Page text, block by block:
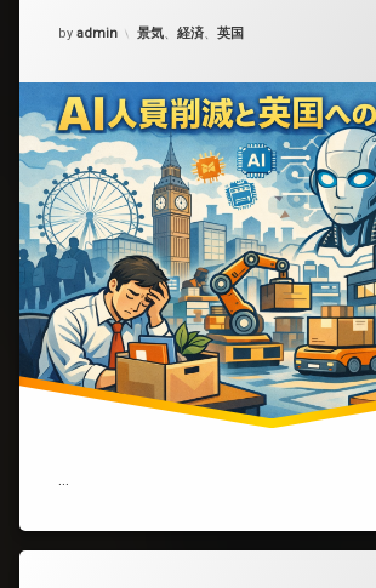
Updated on 2026年2月11日
by admin カテゴリー:
景気、 経済、 英国
ど
(ア
マ
ゾ
ン
の
人
員
削
減
と
AI
加
速
が
に
え
る